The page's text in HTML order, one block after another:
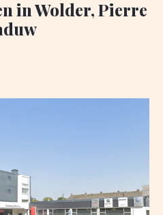
in Wolder, Pierre